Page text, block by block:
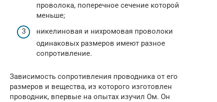
проволока, поперечное сечение которой
меньше;
никелиновая и нихромовая проволоки
одинаковых размеров имеют разное
сопротивление.
Зависимость сопротивления проводника от его
размеров и вещества, из которого изготовлен
проводник, впервые на опытах изучил Ом. Он